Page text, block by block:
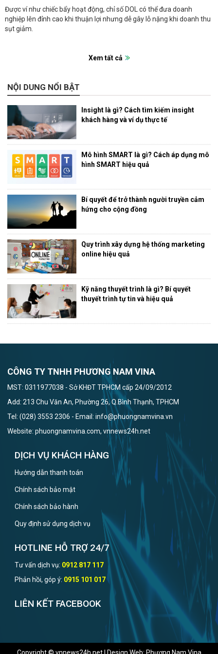
Được ví như chiếc bẩy hoạt động, chỉ số DOL có thể đưa doanh
nghiệp lên đỉnh cao khi thuận lợi nhưng dễ gây lỗ nặng khi doanh thu
sụt giảm.
Xem tất cả
NỘI DUNG NỔI BẬT
Insight là gì? Cách tìm kiếm insight
khách hàng và ví dụ thực tế
Mô hình SMART là gì? Cách áp dụng mô
hình SMART hiệu quả
Bí quyết để trở thành người truyền cảm
hứng cho cộng đồng
Quy trình xây dựng hệ thống marketing
online hiệu quả
Kỹ năng thuyết trình là gì? Bí quyết
thuyết trình tự tin và hiệu quả
CÔNG TY TNHH PHƯƠNG NAM VINA
MST: 0311977038 - Sở KHĐT TPHCM cấp 24/09/2012
Add: 213 Chu Văn An, Phường 26, Q.Bình Thạnh, TPHCM
Tel: (028) 3553 2306 - Email: info@phuongnamvina.vn
Website: phuongnamvina.com, vnnews24h.net
DỊCH VỤ KHÁCH HÀNG
Hướng dẫn thanh toán
Chính sách bảo mật
Chính sách bảo hành
Quy định sử dụng dịch vụ
HOTLINE HỖ TRỢ 24/7
Tư vấn dịch vụ: 0912 817 117
Phản hồi, góp ý: 0915 101 017
LIÊN KẾT FACEBOOK